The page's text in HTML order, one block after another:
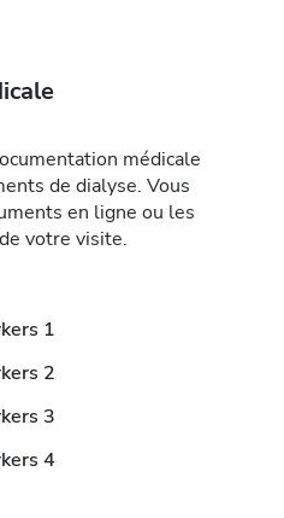
médicale
de dialyse. Vous
en ligne ou les
votre visite.
1
2
3
4